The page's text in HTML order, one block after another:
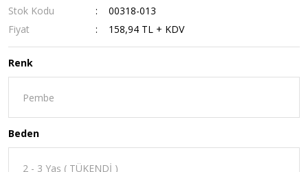
Stok Kodu
00318-013
Fiyat
158,94 TL + KDV
Renk
Beden